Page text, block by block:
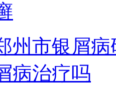
州市银屑病
病治疗吗